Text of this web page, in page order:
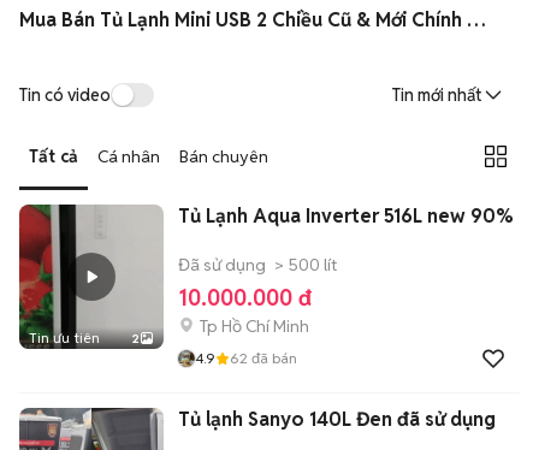
Mua Bán Tủ Lạnh Mini USB 2 Chiều Cũ & Mới Chính Hãng Giá Rẻ
Tin có video Tin mới nhất
Tất cả Cá nhân Bán chuyên
Tin ưu tiên 2
Tủ Lạnh Aqua Inverter 516L new 90%
Đã sử dụng > 500 lít
10.000.000 đ
Tp Hồ Chí Minh
4.9 62 đã bán
Tủ lạnh Sanyo 140L Đen đã sử dụng